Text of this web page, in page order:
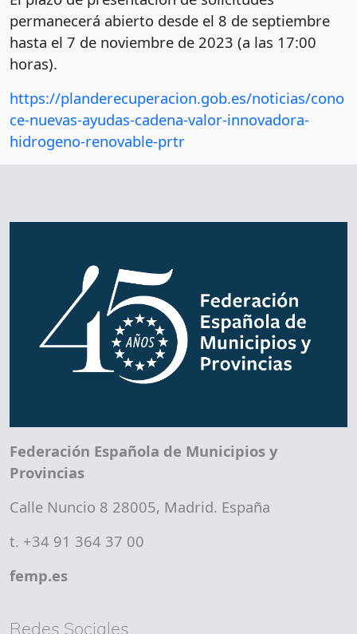
permanecerá abierto desde el 8 de septiembre
hasta el 7 de noviembre de 2023 (a las 17:00
horas).
https://planderecuperacion.gob.es/noticias/cono
ce-nuevas-ayudas-cadena-valor-innovadora-
hidrogeno-renovable-prtr
Federación Española de Municipios y
Provincias
Calle Nuncio 8 28005, Madrid. España
t. +34 91 364 37 00
femp.es
Redes Sociales